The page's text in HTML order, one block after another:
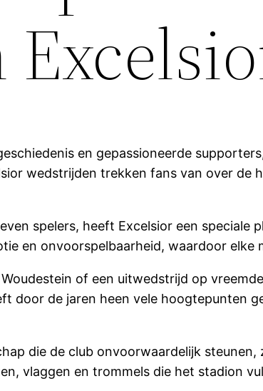
en gepassioneerde
wedstrijden trekken fans van over de
spelers, heeft Excelsior een speciale
en onvoorspelbaarheid, waardoor elke
of een uitwedstrijd op
door de jaren heen vele hoogtepunten
die de club onvoorwaardelijk
vlaggen en trommels die het stadion